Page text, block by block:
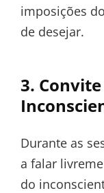
imposições
de desejar.
3.
Durante as
a falar
do